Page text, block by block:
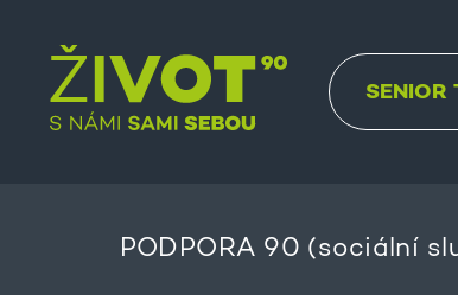
SENIOR
PODPORA 90 (sociální